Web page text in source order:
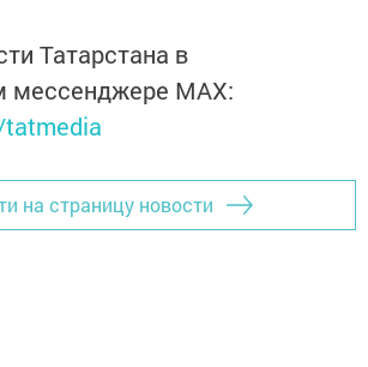
Татарстана в
мессенджере MАХ:
на страницу новости